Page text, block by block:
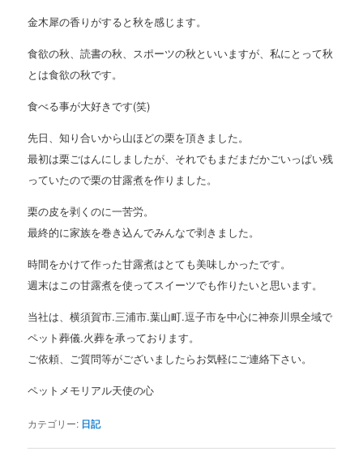
金木犀の香りがすると秋を感じます。
食欲の秋、読書の秋、スポーツの秋といいますが、私にとって秋
とは食欲の秋です。
食べる事が大好きです(笑)
先日、知り合いから山ほどの栗を頂きました。
最初は栗ごはんにしましたが、それでもまだまだかごいっぱい残
っていたので栗の甘露煮を作りました。
栗の皮を剥くのに一苦労。
最終的に家族を巻き込んでみんなで剥きました。
時間をかけて作った甘露煮はとても美味しかったです。
週末はこの甘露煮を使ってスイーツでも作りたいと思います。
当社は、横須賀市.三浦市.葉山町.逗子市を中心に神奈川県全域で
ペット葬儀.火葬を承っております。
ご依頼、ご質問等がございましたらお気軽にご連絡下さい。
ペットメモリアル天使の心
カテゴリー: 日記